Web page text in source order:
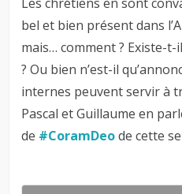
bel et bien présent dans
mais… comment ? Existe-t-
? Ou bien n’est-il
internes peuvent servir à
Pascal et Guillaume en
de #CoramDeode cette